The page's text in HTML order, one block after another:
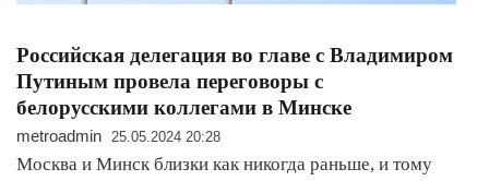
Российская делегация во главе с Владимиром
Путиным провела переговоры с
белорусскими коллегами в Минске
metroadmin 25.05.2024 20:28
Москва и Минск близки как никогда раньше, и тому